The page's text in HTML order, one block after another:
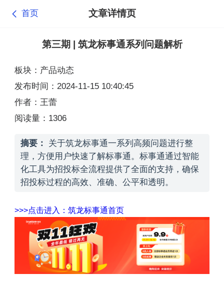
首页 文章详情页
第三期 | 筑龙标事通系列问题解析
板块：产品动态
发布时间：2024-11-15 10:40:45
作者：王蕾
阅读量：1306
摘要：
关于筑龙标事通一系列高频问题进行整
理，方便用户快速了解标事通。标事通通过智能
化工具为招投标全流程提供了全面的支持，确保
招投标过程的高效、准确、公平和透明。
>>>点击进入：筑龙标事通首页